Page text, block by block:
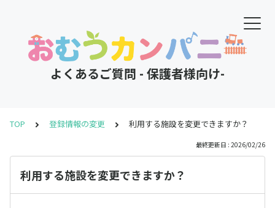
よくあるご質問 - 保護者様向け-
TOP 登録情報の変更 利用する施設を変更できますか？
最終更新日 : 2026/02/26
利用する施設を変更できますか？